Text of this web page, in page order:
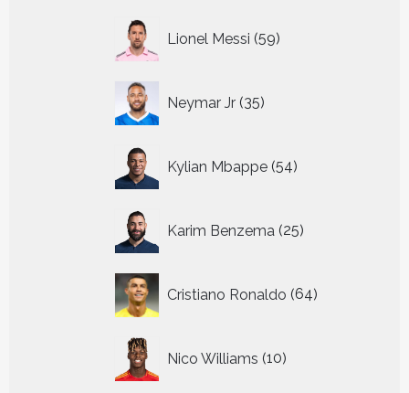
Lionel Messi 59
producten
Neymar Jr 35
producten
Kylian Mbappe 54
producten
Karim Benzema 25
producten
Cristiano Ronaldo 64
producten
Nico Williams 10
producten